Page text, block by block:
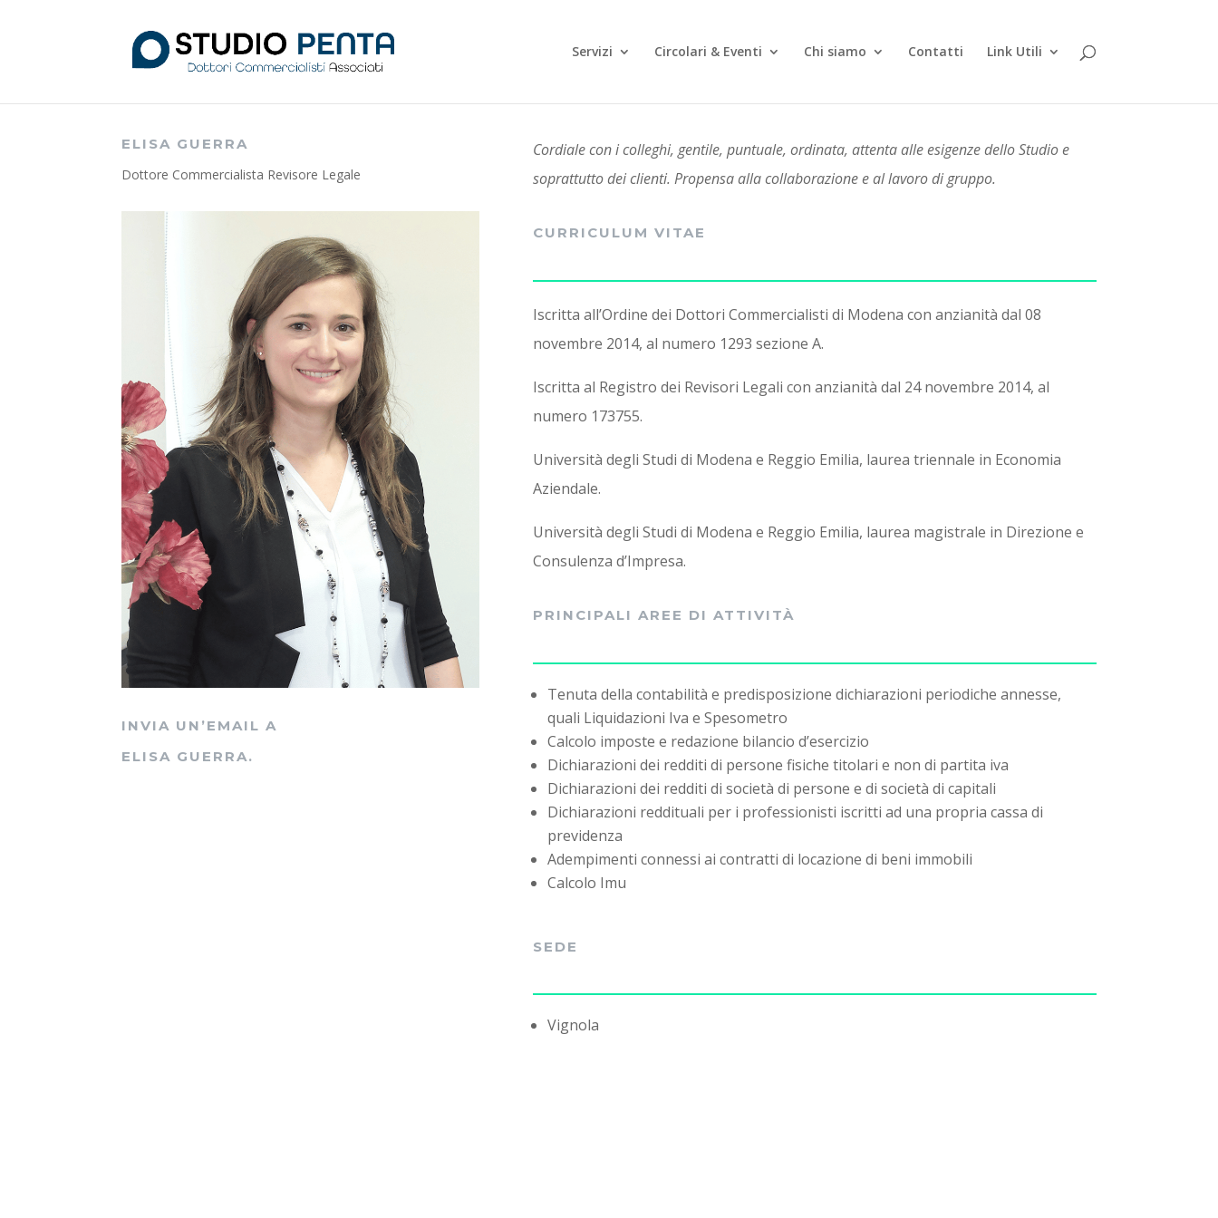
Servizi Circolari & Eventi Chi siamo Contatti Link Utili
ELISA GUERRA
Dottore Commercialista Revisore Legale
INVIA UN’EMAIL A
ELISA GUERRA.
Cordiale con i colleghi, gentile, puntuale, ordinata, attenta alle esigenze dello Studio e
soprattutto dei clienti. Propensa alla collaborazione e al lavoro di gruppo.
CURRICULUM VITAE
Iscritta all’Ordine dei Dottori Commercialisti di Modena con anzianità dal 08
novembre 2014, al numero 1293 sezione A.
Iscritta al Registro dei Revisori Legali con anzianità dal 24 novembre 2014, al
numero 173755.
Università degli Studi di Modena e Reggio Emilia, laurea triennale in Economia
Aziendale.
Università degli Studi di Modena e Reggio Emilia, laurea magistrale in Direzione e
Consulenza d’Impresa.
PRINCIPALI AREE DI ATTIVITÀ
Tenuta della contabilità e predisposizione dichiarazioni periodiche annesse,
quali Liquidazioni Iva e Spesometro
Calcolo imposte e redazione bilancio d’esercizio
Dichiarazioni dei redditi di persone fisiche titolari e non di partita iva
Dichiarazioni dei redditi di società di persone e di società di capitali
Dichiarazioni reddituali per i professionisti iscritti ad una propria cassa di
previdenza
Adempimenti connessi ai contratti di locazione di beni immobili
Calcolo Imu
SEDE
Vignola